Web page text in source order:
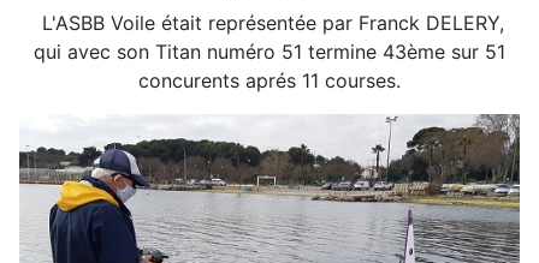
L'ASBB Voile était représentée par Franck DELERY,
qui avec son Titan numéro 51 termine 43ème sur 51
concurents aprés 11 courses.